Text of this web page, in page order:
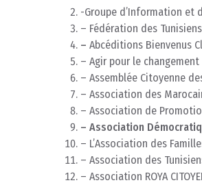
-Groupe d’Information et
– Fédération des
– Abcéditions Bienvenus
– Agir pour le
– Assemblée Citoyenne
– Association des
– Association de
– Association
– L’Association des
– Association des
– Association ROYA